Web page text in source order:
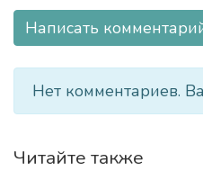
Написать
Нет комментариев.
Читайте также